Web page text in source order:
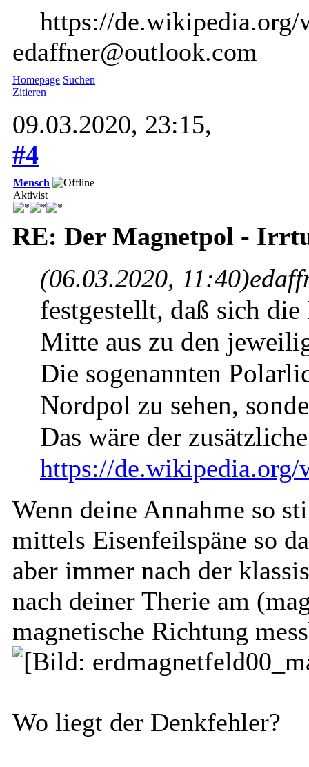
https://
edaffner@outlook.com
Homepage Suchen
Zitieren
09.03.2020, 23:15,
#4
Mensch
Aktivist
RE: Der Magnetpol -
(06.03.2020, 11:40)
festgestellt, daß sich
Mitte aus zu den
Die sogenannten
Nordpol zu sehen,
Das wäre der
https://
Wenn deine Annahme so
mittels Eisenfeilspäne so
aber immer nach der
nach deiner Therie am
magnetische Richtung
Wo liegt der Denkfehler?